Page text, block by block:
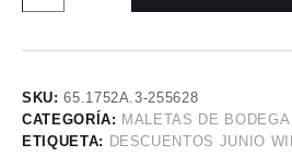
SKU:65.1752A.3-255628
CATEGORÍA: MALETAS DE BODEGA
ETIQUETA: DESCUENTOS JUNIO